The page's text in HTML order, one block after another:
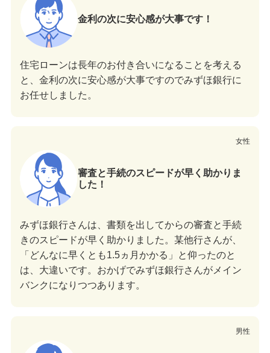
金利の次に安心感が大事です！
住宅ローンは長年のお付き合いになることを考える
と、金利の次に安心感が大事ですのでみずほ銀行に
お任せしました。
女性
審査と手続のスピードが早く助かりま
した！
みずほ銀行さんは、書類を出してからの審査と手続
きのスピードが早く助かりました。某他行さんが、
「どんなに早くとも1.5ヵ月かかる」と仰ったのと
は、大違いです。おかげでみずほ銀行さんがメイン
バンクになりつつあります。
男性